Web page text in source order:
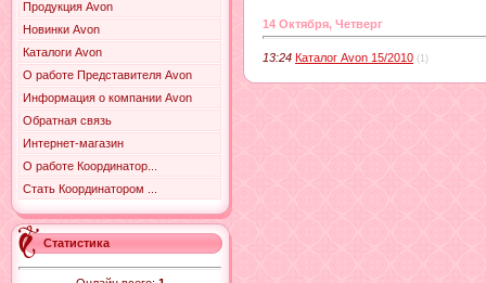
Продукция Avon
Новинки Avon
Каталоги Avon
О работе Представителя Avon
Информация о компании Avon
Обратная связь
Интернет-магазин
О работе Координатор...
Стать Координатором ...
Статистика
14 Октября, Четверг
13:24 Каталог Avon 15/2010 (1)